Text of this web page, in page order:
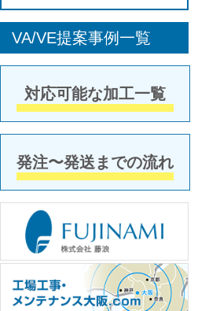
VA/VE提案事例一覧
対応可能な加工一覧
発注〜発送までの流れ